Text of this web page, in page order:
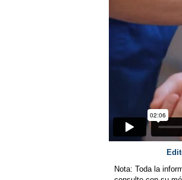
Nota: Toda la